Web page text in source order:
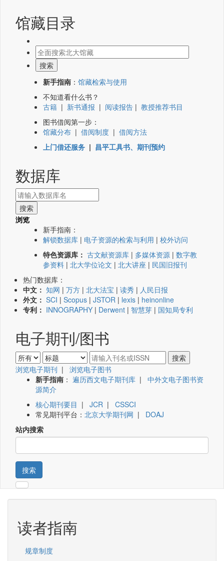
馆藏目录
新手指南 ： 馆藏检索与使用
不知道看什么书？
古籍 | 新书通报 | 阅读报告 | 教授推荐书目
图书借阅第一步：
馆藏分布 | 借阅制度 | 借阅方法
上门借还服务 | 昌平工具书、期刊预约
数据库
浏览
新手指南：
解锁数据库 | 电子资源的检索与利用 | 校外访问
特色资源库： 古文献资源库 | 多媒体资源 | 数字教
参资料 | 北大学位论文 | 北大讲座 | 民国旧报刊
热门数据库：
中文： 知网 | 万方 | 北大法宝 | 读秀 | 人民日报
外文： SCI | Scopus | JSTOR | lexis | heinonline
专利： INNOGRAPHY | Derwent | 智慧芽 | 国知局专利
电子期刊/图书
浏览电子期刊 | 浏览电子图书
新手指南 ： 遍历西文电子期刊库 | 中外文电子图书资
源简介
核心期刊要目 | JCR | CSSCI
常见期刊平台： 北京大学期刊网 | DOAJ
站内搜索
搜索
读者指南
规章制度